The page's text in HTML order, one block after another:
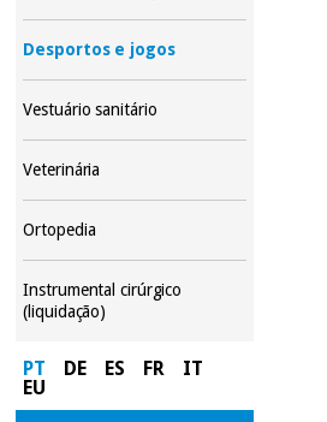
Desportos e jogos
Vestuário sanitário
Veterinária
Ortopedia
Instrumental cirúrgico
(liquidação)
PT DE ES FR
IT
EU